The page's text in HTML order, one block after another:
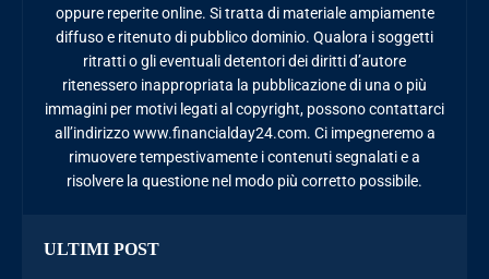
oppure reperite online. Si tratta di materiale ampiamente
diffuso e ritenuto di pubblico dominio. Qualora i soggetti
ritratti o gli eventuali detentori dei diritti d’autore
ritenessero inappropriata la pubblicazione di una o più
immagini per motivi legati al copyright, possono contattarci
all’indirizzo www.financialday24.com. Ci impegneremo a
rimuovere tempestivamente i contenuti segnalati e a
risolvere la questione nel modo più corretto possibile.
ULTIMI POST